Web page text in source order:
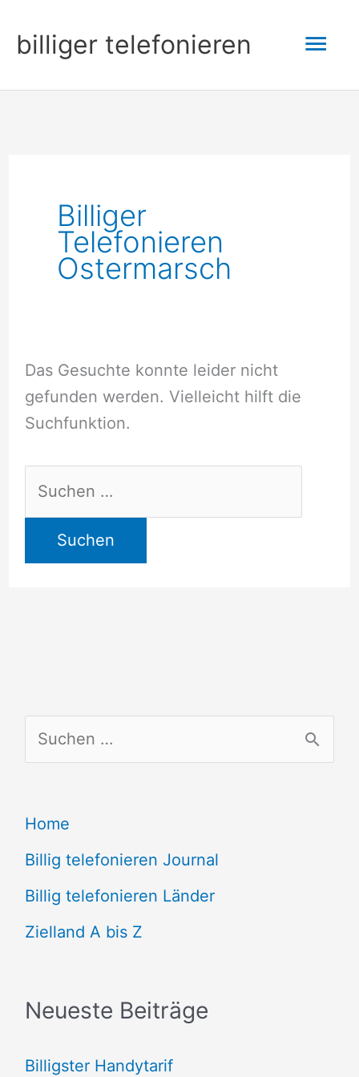
Inhalt
springen
billiger telefonieren
Billiger
Telefonieren
Ostermarsch
Das Gesuchte konnte leider nicht
gefunden werden. Vielleicht hilft die
Suchfunktion.
nach:
u
h
e
n
n
h
Home
Billig telefonieren Journal
Billig telefonieren Länder
Zielland A bis Z
Neueste Beiträge
Billigster Handytarif